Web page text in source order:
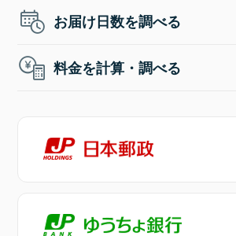
お届け日数を調べる
料金を計算・調べる